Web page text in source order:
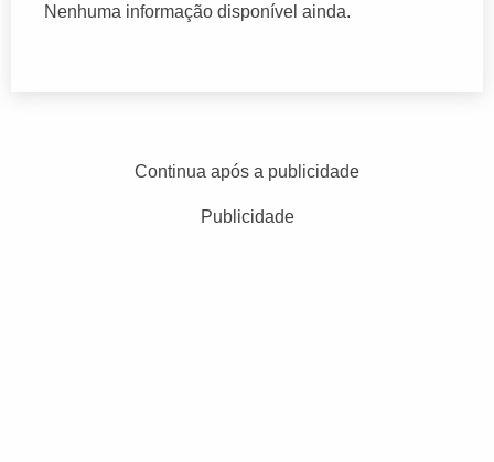
Nenhuma informação disponível ainda.
Continua após a publicidade
Publicidade